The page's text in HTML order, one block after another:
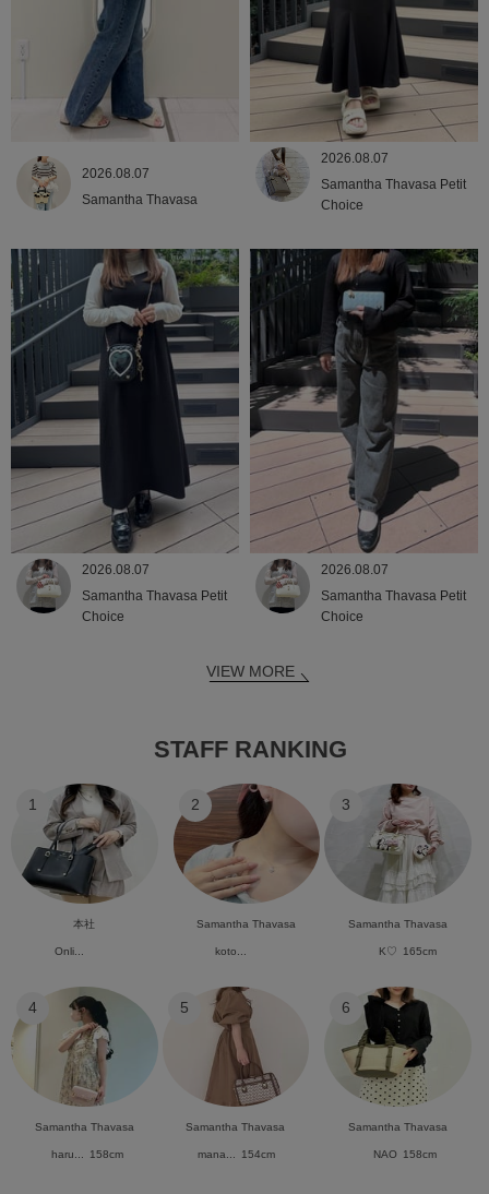
2026.08.07
Samantha Thavasa
2026.08.07
Samantha Thavasa Petit
Choice
2026.08.07
Samantha Thavasa Petit
Choice
2026.08.07
Samantha Thavasa Petit
Choice
VIEW MORE
STAFF RANKING
1
本社
Onli...
2
Samantha Thavasa
koto...
3
Samantha Thavasa
K♡ 165cm
4
Samantha Thavasa
haru... 158cm
5
Samantha Thavasa
mana... 154cm
6
Samantha Thavasa
NAO 158cm